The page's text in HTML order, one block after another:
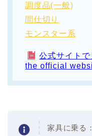
調度品(一般)
間仕切り
モンスター系
公式サイト
the official
家具に乗る：